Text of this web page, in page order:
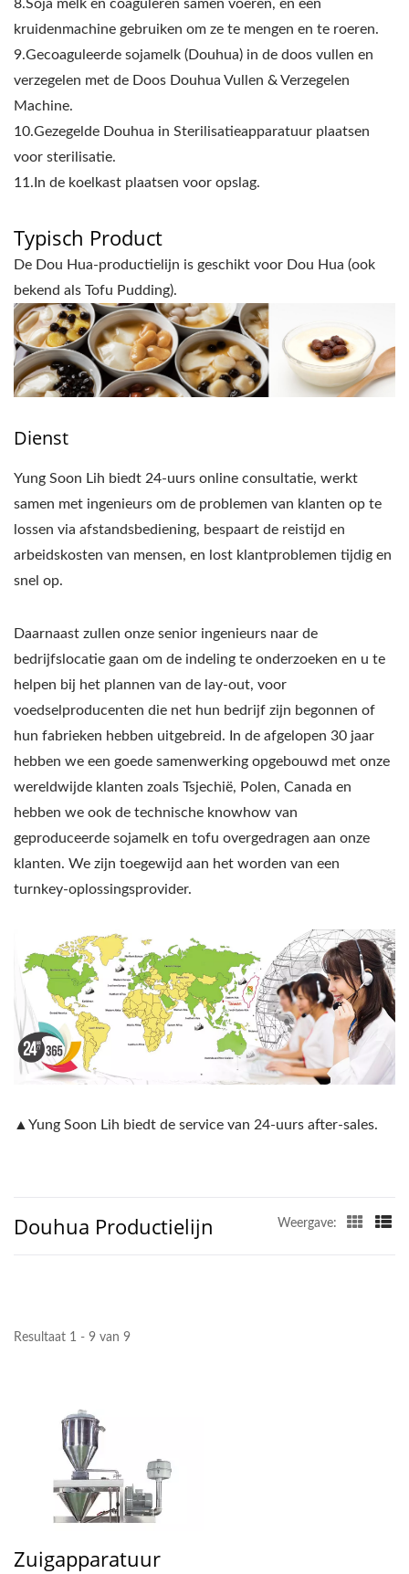
8.Soja melk en coaguleren samen voeren, en een
kruidenmachine gebruiken om ze te mengen en te roeren.
9.Gecoaguleerde sojamelk (Douhua) in de doos vullen en
verzegelen met de Doos Douhua Vullen & Verzegelen
Machine.
10.Gezegelde Douhua in Sterilisatieapparatuur plaatsen
voor sterilisatie.
11.In de koelkast plaatsen voor opslag.
Typisch Product
De Dou Hua-productielijn is geschikt voor Dou Hua (ook
bekend als Tofu Pudding).
Dienst
Yung Soon Lih biedt 24-uurs online consultatie, werkt
samen met ingenieurs om de problemen van klanten op te
lossen via afstandsbediening, bespaart de reistijd en
arbeidskosten van mensen, en lost klantproblemen tijdig en
snel op.
Daarnaast zullen onze senior ingenieurs naar de
bedrijfslocatie gaan om de indeling te onderzoeken en u te
helpen bij het plannen van de lay-out, voor
voedselproducenten die net hun bedrijf zijn begonnen of
hun fabrieken hebben uitgebreid. In de afgelopen 30 jaar
hebben we een goede samenwerking opgebouwd met onze
wereldwijde klanten zoals Tsjechië, Polen, Canada en
hebben we ook de technische knowhow van
geproduceerde sojamelk en tofu overgedragen aan onze
klanten. We zijn toegewijd aan het worden van een
turnkey-oplossingsprovider.
▲Yung Soon Lih biedt de service van 24-uurs after-sales.
Douhua Productielijn Weergave:
Resultaat 1 - 9 van 9
Zuigapparatuur